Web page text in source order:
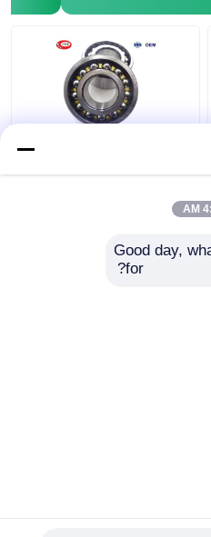
1022 N2MA QJ 226
N2MA
افضل سعرGood day,
for?